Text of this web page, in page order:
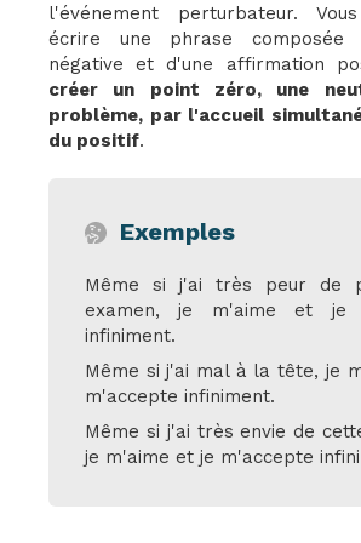
l'événement perturbateur.
écrire une phrase composée
négative et d'une affirmation
créer un point zéro, une
problème, par l'accueil
du positif.
Exemples
Même si j'ai très peur de
examen, je m'aime et je
infiniment.
Même si j'ai mal à la tête, je
m'accepte infiniment.
Même si j'ai très envie de
je m'aime et je m'accepte